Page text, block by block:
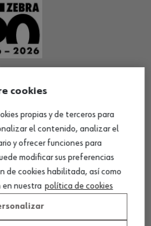
cookies
propias y de terceros para
el contenido, analizar el
y ofrecer funciones para
modificar sus preferencias
de cookies habilitada, así como
en nuestra política de cookies